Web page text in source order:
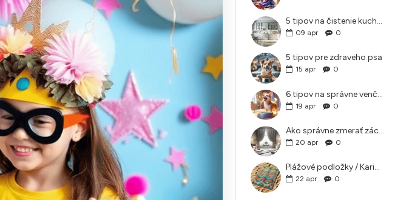
5 tipov na čistenie kuchyne, ktoré vám pomôžu
09 apr 0
5 tipov pre zdraveho psa
15 apr 0
6 tipov na správne venčenie psa v letných horúčavách
19 apr 0
Ako správne zmerať záclony a závesy?
20 apr 0
Plážové podložky / Karimatky na pláž ako si vybrať
22 apr 0